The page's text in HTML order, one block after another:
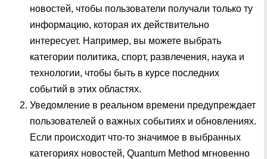
новостей, чтобы пользователи получали только ту
информацию, которая их действительно
интересует. Например, вы можете выбрать
категории политика, спорт, развлечения, наука и
технологии, чтобы быть в курсе последних
событий в этих областях.
Уведомление в реальном времени предупреждает
пользователей о важных событиях и обновлениях.
Если происходит что-то значимое в выбранных
категориях новостей, Quantum Method мгновенно